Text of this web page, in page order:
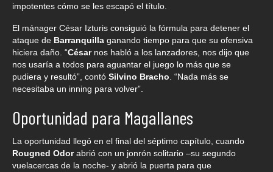
impotentes cómo se les escapó el título.
El mánager César Izturis consiguió la fórmula para detener el
ataque de Barranquilla ganando tiempo para que su ofensiva
hiciera daño. “Césarnos habló a los lanzadores, nos dijo que
nos usaría a todos para aguantar el juego lo más que se
pudiera y resultó”, contó Silvino Bracho. “Nada más se
necesitaba un inning para volver”.
Oportunidad para Magallanes
La oportunidad llegó en el final del séptimo capítulo, cuando
Rougned Odorabrió con un jonrón solitario –su segundo
vuelacercas de la noche- y abrió la puerta para que